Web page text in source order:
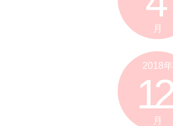
月
2018年
12
月